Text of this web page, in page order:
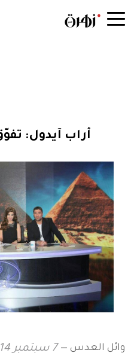
أراب آيدول:
وائل العدس 7 سبتمبر 2014